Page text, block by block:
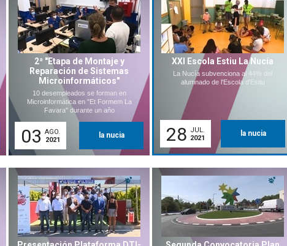
2ª "Etapa de Montaje y
Reparación de Sistemas
Microinformáticos"
10 desempleados se forman en
Microinformática en "Et Formem La
Favara" durante un año
03 AGO.
2021
la nucia
XXI Escola Estiu La Nucía
La Nucía subvenciona al 44% del
alumnado de l'Escola d'Estiu
28 JUL.
2021
la nucia